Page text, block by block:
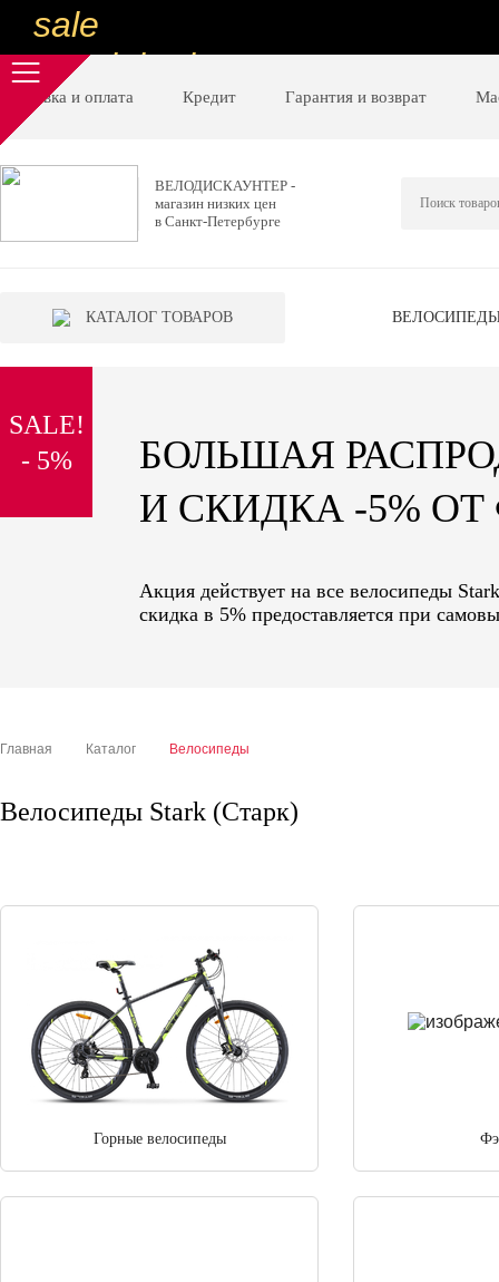
sale
special price
sale
низкие цены
вот дешево
special price
sale
надо брать
sale
Доставка и оплата Кредит Гарантия и возврат
ВЕЛОДИСКАУНТЕР -
магазин низких цен
в Санкт-Петербурге
КАТАЛОГ ТОВАРОВ
SALE!
- 5%
БОЛЬШАЯ
И СКИДКА -5%
Акция действует на все велосипеды
скидка в 5% предоставляется при
Главная Каталог Велосипеды
Велосипеды Stark (Старк)
Горные велосипеды